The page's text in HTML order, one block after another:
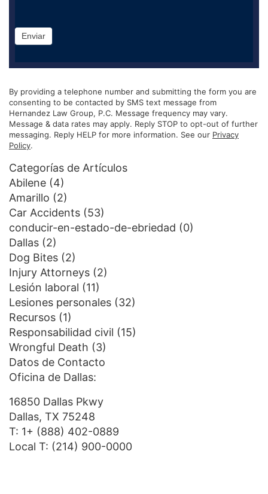
Enviar
By providing a telephone number and submitting the form you are
consenting to be contacted by SMS text message from
Hernandez Law Group, P.C. Message frequency may vary.
Message & data rates may apply. Reply STOP to opt-out of further
messaging. Reply HELP for more information. See our Privacy
Policy.
Categorías de Artículos
Abilene (4)
Amarillo (2)
Car Accidents (53)
conducir-en-estado-de-ebriedad (0)
Dallas (2)
Dog Bites (2)
Injury Attorneys (2)
Lesión laboral (11)
Lesiones personales (32)
Recursos (1)
Responsabilidad civil (15)
Wrongful Death (3)
Datos de Contacto
Oficina de Dallas:
16850 Dallas Pkwy
Dallas, TX 75248
T: 1+ (888) 402-0889
Local T: (214) 900-0000